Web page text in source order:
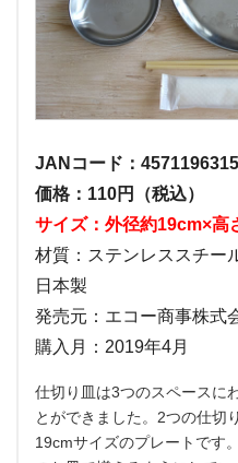
JANコード：
価格：110円（税込）
サイズ：外径約19cm×高
材質：ステンレススチー
日本製
発売元：エコー商事株式
購入月：2019年4月
仕切り皿は3つのスペースに
とができました。2つの仕切
19cmサイズのプレートです